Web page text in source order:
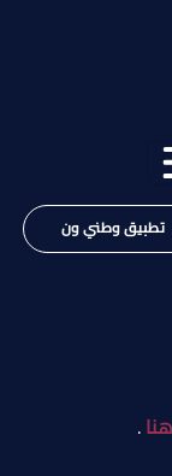
تطبيق وطني ون
.